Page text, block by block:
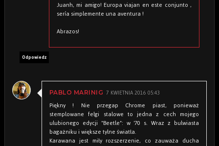
Juanh, mi amigo! Europa viajan en este conjunto ,
sería simplemente una aventura !
Abrazos!
Odpowiedz
PABLO MARINIG 7 KWIETNIA 2016 05:43
Piękny ! Nie przegap Chrome piast, ponieważ
stemplowane felgi stalowe to jedna z cech mojego
ulubionego edycji "Beetle": w '70 s. Wraz z bulwiasta
bagażniku i większe tylne światła.
Karawana jest miły rozszerzenie, co zauważa ducha